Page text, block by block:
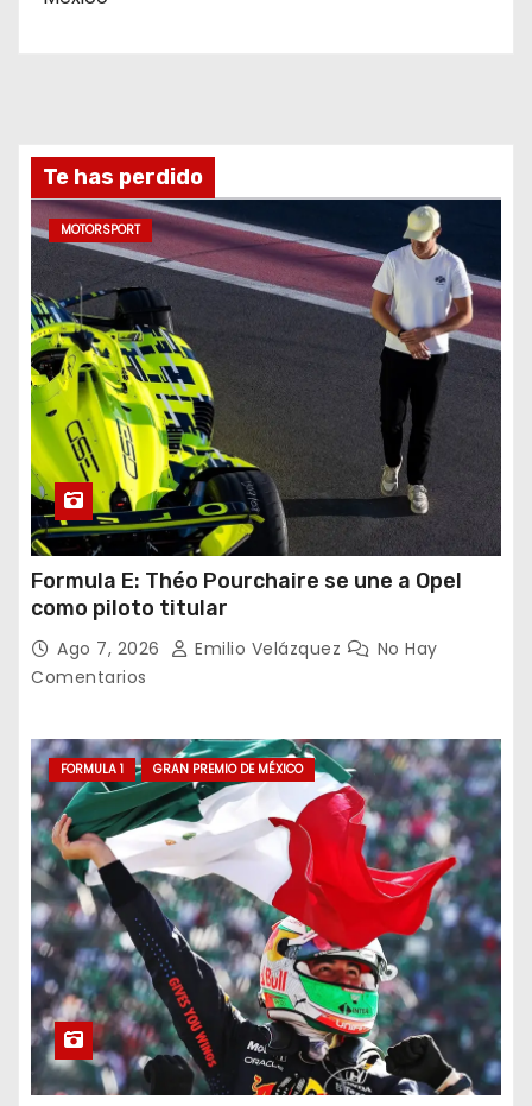
Te has perdido
MOTORSPORT
Formula E: Théo Pourchaire se une a Opel
como piloto titular
Ago 7, 2026 Emilio Velázquez
No Hay
Comentarios
FORMULA 1 GRAN PREMIO DE MÉXICO